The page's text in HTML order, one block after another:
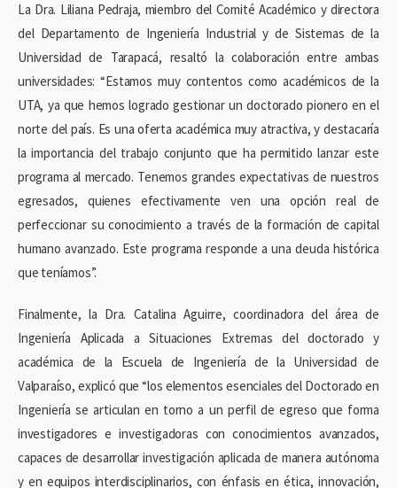
La Dra. Liliana Pedraja, miembro del Comité Académico y directora
del Departamento de Ingeniería Industrial y de Sistemas de la
Universidad de Tarapacá, resaltó la colaboración entre ambas
universidades: “Estamos muy contentos como académicos de la
UTA, ya que hemos logrado gestionar un doctorado pionero en el
norte del país. Es una oferta académica muy atractiva, y destacaría
la importancia del trabajo conjunto que ha permitido lanzar este
programa al mercado. Tenemos grandes expectativas de nuestros
egresados, quienes efectivamente ven una opción real de
perfeccionar su conocimiento a través de la formación de capital
humano avanzado. Este programa responde a una deuda histórica
que teníamos”.
Finalmente, la Dra. Catalina Aguirre, coordinadora del área de
Ingeniería Aplicada a Situaciones Extremas del doctorado y
académica de la Escuela de Ingeniería de la Universidad de
Valparaíso, explicó que “los elementos esenciales del Doctorado en
Ingeniería se articulan en torno a un perfil de egreso que forma
investigadores e investigadoras con conocimientos avanzados,
capaces de desarrollar investigación aplicada de manera autónoma
y en equipos interdisciplinarios, con énfasis en ética, innovación,